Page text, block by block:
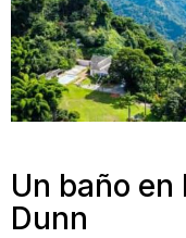
Un baño en
Dunn